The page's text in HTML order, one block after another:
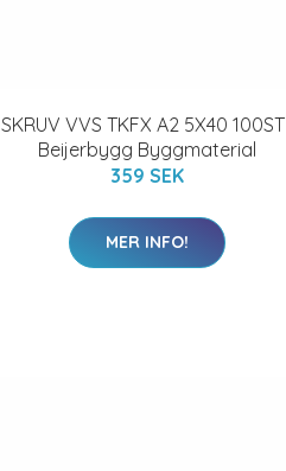
SKRUV VVS TKFX A2 5X40 100ST |
Beijerbygg Byggmaterial
359 SEK
MER INFO!